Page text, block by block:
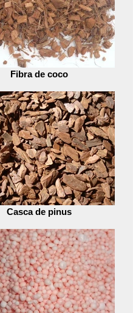
Fibra de coco
Casca de pinus